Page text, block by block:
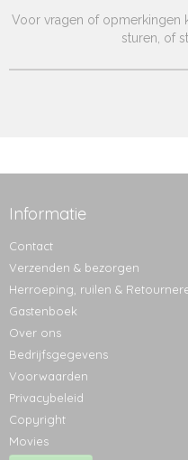
Voor vragen of opmerkingen
sturen, of
Informatie
Contact
Verzenden & bezorgen
Herroeping, ruilen &
Gastenboek
Over ons
Bedrijfsgegevens
Voorwaarden
Privacybeleid
Copyright
Movies